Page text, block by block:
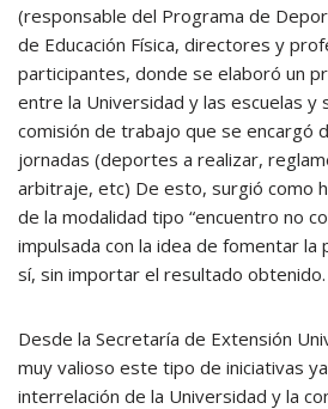
(responsable del Programa de
de Educación Física, directores y
participantes, donde se elaboró un
entre la Universidad y las escuelas y
comisión de trabajo que se encargó
jornadas (deportes a realizar,
arbitraje, etc) De esto, surgió como
de la modalidad tipo “encuentro no
impulsada con la idea de fomentar la
sí, sin importar el resultado obtenido.
Desde la Secretaría de Extensión
muy valioso este tipo de iniciativas
interrelación de la Universidad y la